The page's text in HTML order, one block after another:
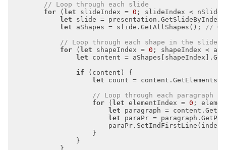
// Loop through each slide
for ( let slideIndex = 0
let slide =
let aShapes = slide.GetAllShapes(); //
// Loop through each shape in the slide
for ( let shapeIndex = 0
let content =
if
let count =
// Loop through each paragraph
for ( let elementIndex = 0
let paragraph =
let